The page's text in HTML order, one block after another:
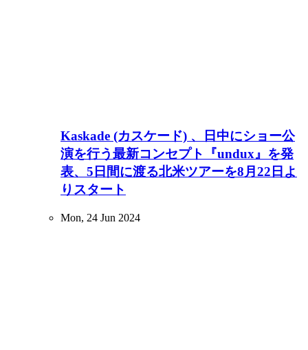
Kaskade (カスケード) 、日中にショー公
演を行う最新コンセプト『undux』を発
表、5日間に渡る北米ツアーを8月22日よ
りスタート
Mon, 24 Jun 2024